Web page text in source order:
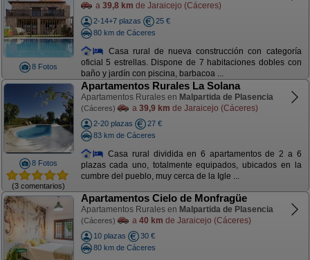
8 Fotos
a 39,8 km de Jaraicejo (Cáceres)
2-14+7 plazas
25 €
80 km de Cáceres
Casa rural de nueva construcción con categoría
oficial 5 estrellas. Dispone de 7 habitaciones dobles con
baño y jardín con piscina, barbacoa ...
8 Fotos
(3 comentarios)
Apartamentos Rurales La Solana
Apartamentos Rurales en Malpartida de Plasencia
(Cáceres) a 39,9 km de Jaraicejo (Cáceres)
2-20 plazas
27 €
83 km de Cáceres
Casa rural dividida en 6 apartamentos de 2 a 6
plazas cada uno, totalmente equipados, ubicados en la
cumbre del pueblo, muy cerca de la Igle ...
Apartamentos Cielo de Monfragüe
Apartamentos Rurales en Malpartida de Plasencia
(Cáceres) a 40 km de Jaraicejo (Cáceres)
10 plazas
30 €
80 km de Cáceres